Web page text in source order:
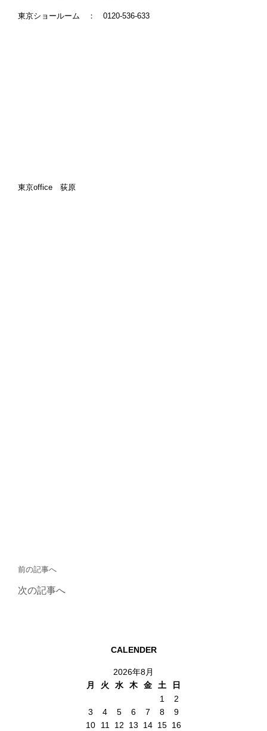
東京ショールーム ： 0120-536-633
東京office 荻原
前の記事へ
次の記事へ
CALENDER
2026年8月
月
火 水 木 金 土
日
1
2
3
4 5 6 7 8
9
10
11 12 13 14 15 16